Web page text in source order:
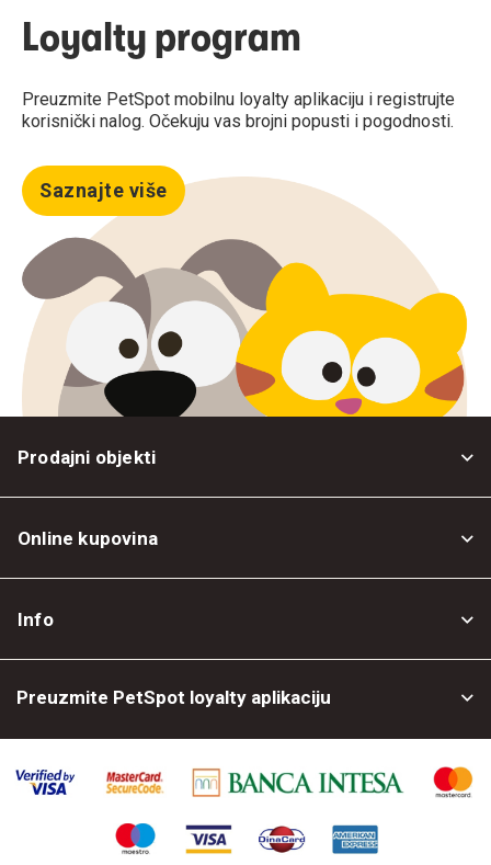
Loyalty program
Preuzmite PetSpot mobilnu loyalty aplikaciju i registrujte
korisnički nalog. Očekuju vas brojni popusti i pogodnosti.
Saznajte više
Prodajni objekti
Online kupovina
Info
Preuzmite PetSpot loyalty aplikaciju